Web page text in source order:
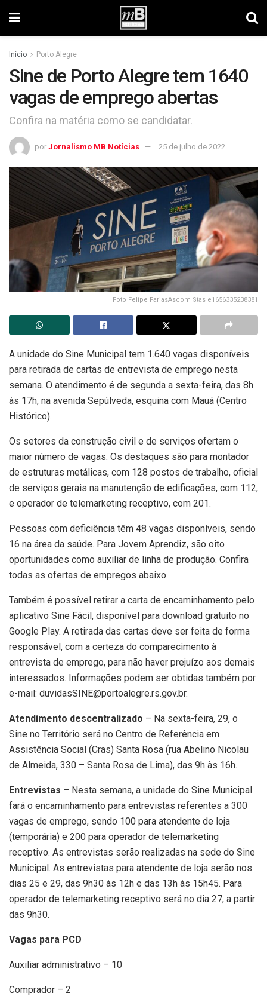
Início Porto Alegre
Sine de Porto Alegre tem 1640
vagas de emprego abertas
Confira na matéria como se candidatar.
por Jornalismo MB Notícias 25 de julho de 2022
Foto Felipe FariasAscom Stas e1656335238381
A unidade do Sine Municipal tem 1.640 vagas disponíveis
para retirada de cartas de entrevista de emprego nesta
semana. O atendimento é de segunda a sexta-feira, das 8h
às 17h, na avenida Sepúlveda, esquina com Mauá (Centro
Histórico).
Os setores da construção civil e de serviços ofertam o
maior número de vagas. Os destaques são para montador
de estruturas metálicas, com 128 postos de trabalho, oficial
de serviços gerais na manutenção de edificações, com 112,
e operador de telemarketing receptivo, com 201.
Pessoas com deficiência têm 48 vagas disponíveis, sendo
16 na área da saúde. Para Jovem Aprendiz, são oito
oportunidades como auxiliar de linha de produção. Confira
todas as ofertas de empregos abaixo.
Também é possível retirar a carta de encaminhamento pelo
aplicativo Sine Fácil, disponível para download gratuito no
Google Play. A retirada das cartas deve ser feita de forma
responsável, com a certeza do comparecimento à
entrevista de emprego, para não haver prejuízo aos demais
interessados. Informações podem ser obtidas também por
e-mail: duvidasSINE@portoalegre.rs.gov.br.
Atendimento descentralizado – Na sexta-feira, 29, o
Sine no Território será no Centro de Referência em
Assistência Social (Cras) Santa Rosa (rua Abelino Nicolau
de Almeida, 330 – Santa Rosa de Lima), das 9h às 16h.
Entrevistas – Nesta semana, a unidade do Sine Municipal
fará o encaminhamento para entrevistas referentes a 300
vagas de emprego, sendo 100 para atendente de loja
(temporária) e 200 para operador de telemarketing
receptivo. As entrevistas serão realizadas na sede do Sine
Municipal. As entrevistas para atendente de loja serão nos
dias 25 e 29, das 9h30 às 12h e das 13h às 15h45. Para
operador de telemarketing receptivo será no dia 27, a partir
das 9h30.
Vagas para PCD
Auxiliar administrativo – 10
Comprador – 2